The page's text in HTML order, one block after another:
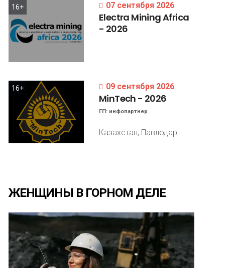
16+ 07 сентября 2026
Electra MiningAfrica
- 2026
16+ 09 сентября 2026
MinTech - 2026
ГП: инфопартнер
Казахстан, Павлодар
ЖЕНЩИНЫ В ГОРНОМ ДЕЛЕ